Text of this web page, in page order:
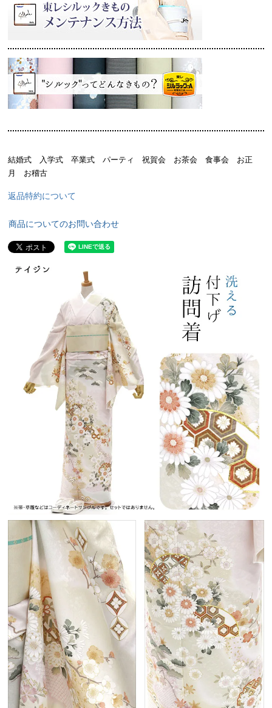
結婚式 入学式 卒業式 パーティ 祝賀会 お茶会 食事会 お正
月 お稽古
返品特約について
商品についてのお問い合わせ